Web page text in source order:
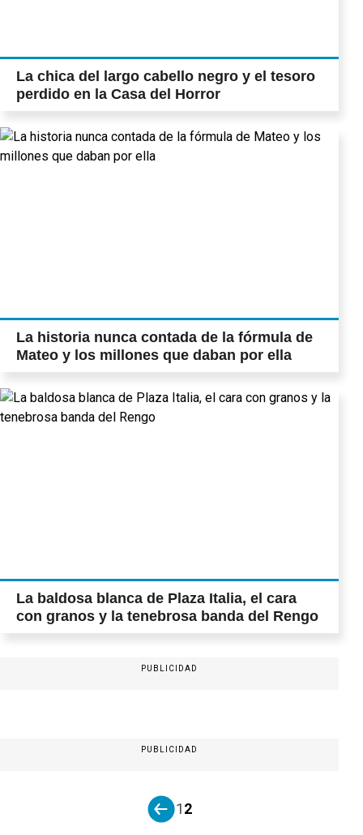
La chica del largo cabello negro y el tesoro
perdido en la Casa del Horror
La historia nunca contada de la fórmula de
Mateo y los millones que daban por ella
La baldosa blanca de Plaza Italia, el cara
con granos y la tenebrosa banda del Rengo
PUBLICIDAD
PUBLICIDAD
12